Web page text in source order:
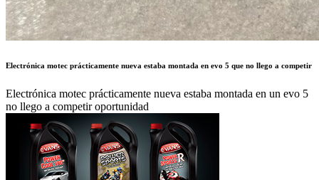
no llego a competir oportunidad